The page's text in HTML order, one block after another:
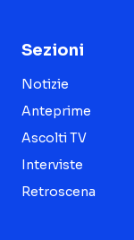
Sezioni
Notizie
Anteprime
Ascolti TV
Interviste
Retroscena